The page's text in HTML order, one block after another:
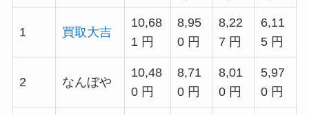
1 買取大吉
10,68
1 円
8,95
0 円
8,22
7 円
6,11
5 円
2 なんぼや
10,48
0 円
8,71
0 円
8,01
0 円
5,97
0 円